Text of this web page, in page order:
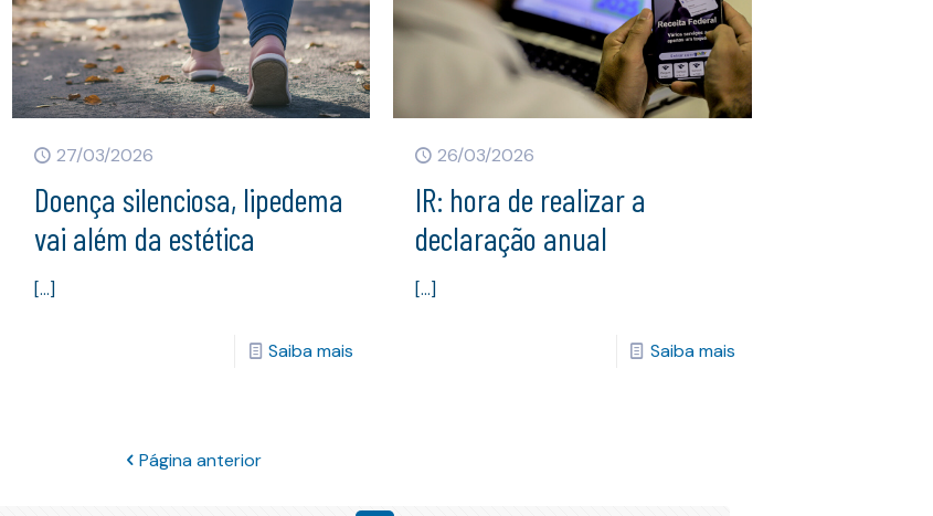
27/03/2026
Doença silenciosa, lipedema
vai além da estética
[…]
Saiba mais
26/03/2026
IR: hora de realizar a
declaração anual
[…]
Saiba mais
Página anterior